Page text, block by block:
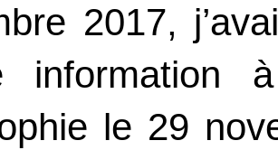
2017,
information
le 29